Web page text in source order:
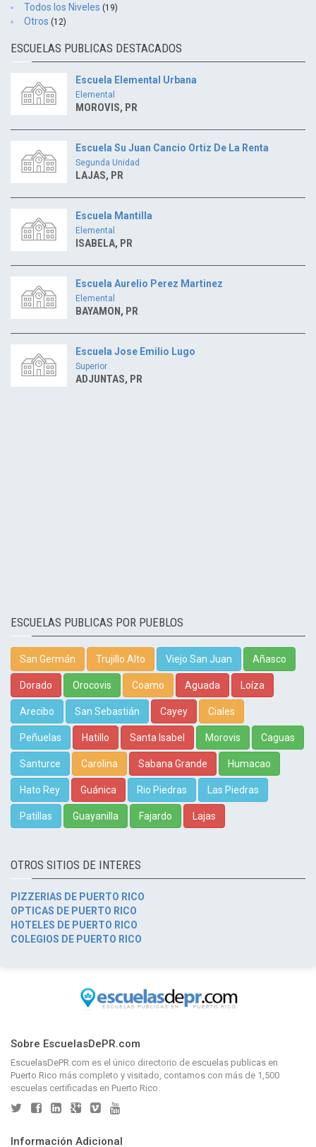
Todos los Niveles (19)
Otros (12)
ESCUELAS PUBLICAS DESTACADOS
Escuela Elemental Urbana
Elemental
MOROVIS, PR
Escuela Su Juan Cancio Ortiz De La Renta
Segunda Unidad
LAJAS, PR
Escuela Mantilla
Elemental
ISABELA, PR
Escuela Aurelio Perez Martinez
Elemental
BAYAMON, PR
Escuela Jose Emilio Lugo
Superior
ADJUNTAS, PR
ESCUELAS PUBLICAS POR PUEBLOS
San Germán Trujillo Alto Viejo San Juan Añasco
Dorado Orocovis Coamo Aguada Loíza
Arecibo San Sebastián Cayey Ciales
Peñuelas Hatillo Santa Isabel Morovis Caguas
Santurce Carolina Sabana Grande Humacao
Hato Rey Guánica Rio Piedras Las Piedras
Patillas Guayanilla Fajardo Lajas
OTROS SITIOS DE INTERES
PIZZERIAS DE PUERTO RICO
OPTICAS DE PUERTO RICO
HOTELES DE PUERTO RICO
COLEGIOS DE PUERTO RICO
Sobre EscuelasDePR.com
EscuelasDePR.com es el único directorio de escuelas publicas en
Puerto Rico más completo y visitado, contamos con más de 1,500
escuelas certificadas en Puerto Rico.
Información Adicional